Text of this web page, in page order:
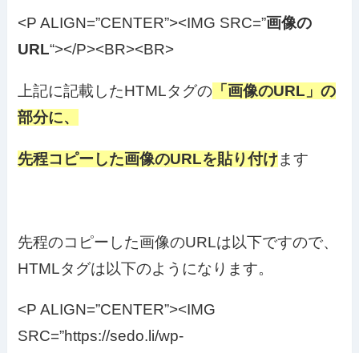
<P ALIGN=”CENTER”><IMG SRC=”画像の
URL“></P><BR><BR>
上記に記載したHTMLタグの 「画像のURL」の
部分に、
先程コピーした画像のURLを貼り付けます
先程のコピーした画像のURLは以下ですので、
HTMLタグは以下のようになります。
<P ALIGN=”CENTER”><IMG
SRC=”https://sedo.li/wp-